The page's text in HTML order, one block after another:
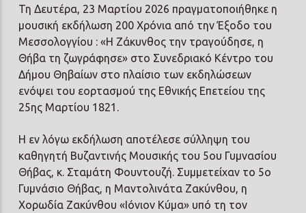
Τη Δευτέρα, 23 Μαρτίου 2026 πραγματοποιήθηκε η
μουσική εκδήλωση 200 Χρόνια από την Έξοδο του
Μεσσολογγίου : «Η Ζάκυνθος την τραγούδησε, η
Θήβα τη ζωγράφησε» στο Συνεδριακό Κέντρο του
Δήμου Θηβαίων στο πλαίσιο των εκδηλώσεων
ενόψει του εορτασμού της Εθνικής Επετείου της
25ης Μαρτίου 1821.
Η εν λόγω εκδήλωση αποτέλεσε σύλληψη του
καθηγητή Βυζαντινής Μουσικής του 5ου Γυμνασίου
Θήβας, κ. Σταμάτη Φουντουζή. Συμμετείχαν το 5ο
Γυμνάσιο Θήβας, η Μαντολινάτα Ζακύνθου, η
Χορωδία Ζακύνθου «Ιόνιον Κύμα» υπό τη τον